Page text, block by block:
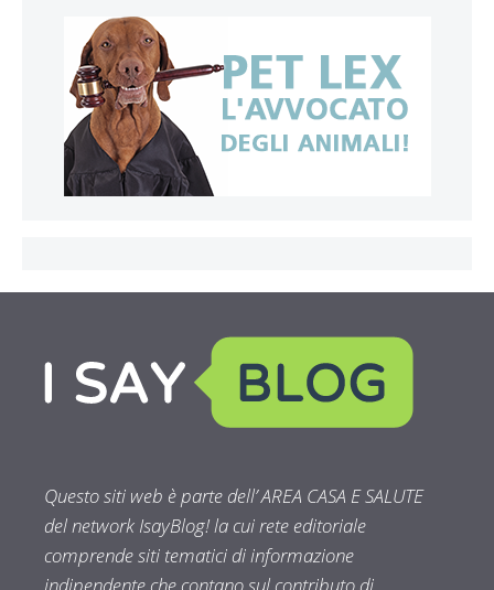
Questo siti web è parte dell’ AREA CASA E SALUTE
del network IsayBlog! la cui rete editoriale
comprende siti tematici di informazione